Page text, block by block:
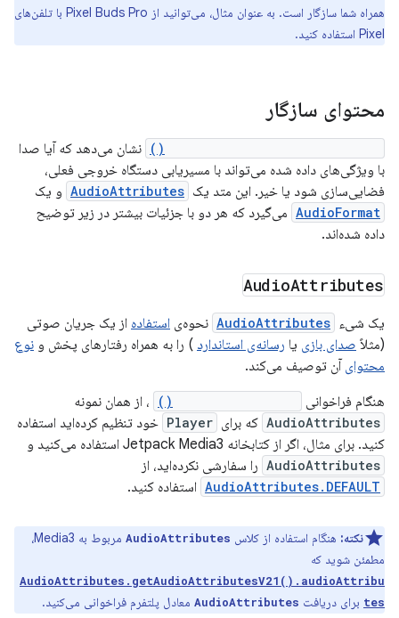
همراه شما سازگار است. به عنوان مثال، می‌توانید از Pixel Buds Pro با تلفن‌های
Pixel استفاده کنید.
محتوای سازگار
نشان می‌دهد که آیا صدا
با ویژگی‌های داده شده می‌تواند با مسیریابی دستگاه خروجی فعلی،
فضایی‌سازی شود یا خیر. این متد یک AudioAttributes و یک
AudioFormat می‌گیرد که هر دو با جزئیات بیشتر در زیر توضیح
داده شده‌اند.
AudioAttributes
یک شیء AudioAttributes نحوه‌ی استفاده از یک جریان صوتی
(مثلاً صدای بازی یا رسانه‌ی استاندارد ) را به همراه رفتارهای پخش و نوع
محتوای آن توصیف می‌کند.
هنگام فراخوانی
، از همان نمونه
AudioAttributes که برای Player خود تنظیم کرده‌اید استفاده
کنید. برای مثال، اگر از کتابخانه Jetpack Media3 استفاده می‌کنید و
AudioAttributes را سفارشی نکرده‌اید، از
AudioAttributes.DEFAULT استفاده کنید.
نکته: هنگام استفاده از کلاس AudioAttributes
مربوط به Media3،
مطمئن شوید که
AudioAttributes.getAudioAttributesV21().audioAttribu
tes برای دریافت AudioAttributes معادل پلتفرم فراخوانی می‌کنید.